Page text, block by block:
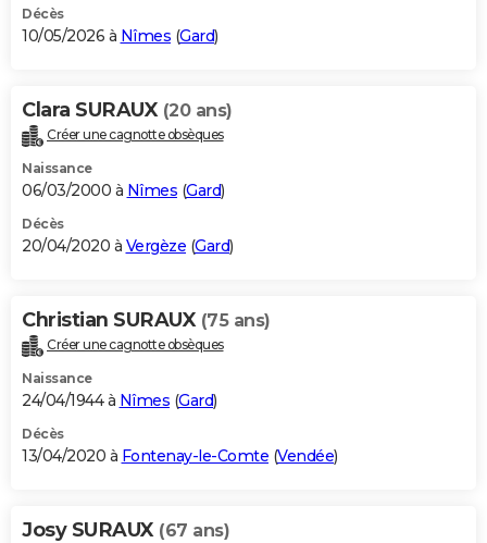
BONS PLANS
Carte de Noël
Carte Bonne année
Carte Saint-Valentin
Carte Pâques
Carte d'anniversaire
DICTIONNAIRE
Dictionnaire
Biographies
Citations
Expressions
Proverbes
PROGRAMME TV
S'inscrire
Se connecter
Lycées
Collèges
Primaires
Universités
Entreprises
Service militaire
Avis de recherche
AVIS DE DÉCÈS
Bricolage
Lifestyle
Culture
Sport
Auto
Television
Voyage
Cinema
Décès
10/05/2026 à Nîmes (Gard)
Clara SURAUX (20 ans)
Créer une cagnotte obsèques
Naissance
06/03/2000 à Nîmes (Gard)
Décès
20/04/2020 à Vergèze (Gard)
Christian SURAUX (75 ans)
Créer une cagnotte obsèques
Naissance
24/04/1944 à Nîmes (Gard)
Décès
13/04/2020 à Fontenay-le-Comte (Vendée)
Josy SURAUX (67 ans)